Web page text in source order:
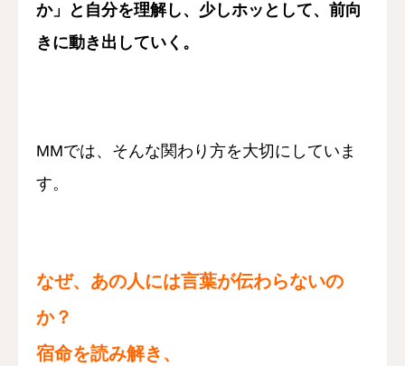
か」
と自分を理解し、 少しホッとして、 前向
きに動き出していく。
MMでは、 そんな関わり方を大切にしていま
す。
なぜ、あの人には言葉が伝わらないの
か？
宿命を読み解き、